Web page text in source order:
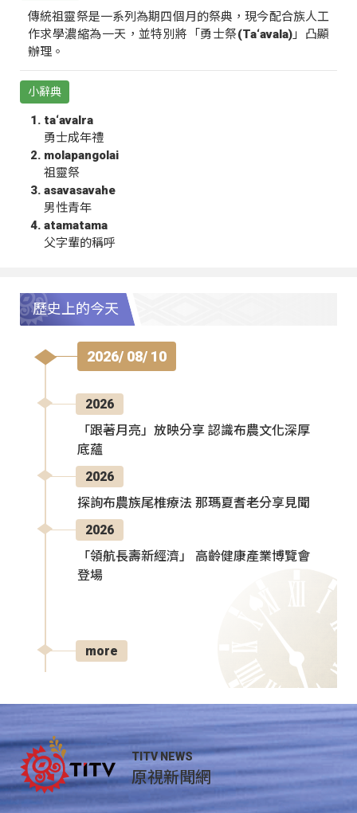
傳統祖靈祭是一系列為期四個月的祭典，現今配合族人工
作求學濃縮為一天，並特別將「勇士祭(Ta‘avala)」凸顯
辦理。
小辭典
ta‘avalra
勇士成年禮
molapangolai
祖靈祭
asavasavahe
男性青年
atamatama
父字輩的稱呼
歷史上的今天
2026/ 08/ 10
2026
「跟著月亮」放映分享 認識布農文化深厚
底蘊
2026
探詢布農族尾椎療法 那瑪夏耆老分享見聞
2026
「領航長壽新經濟」 高齡健康產業博覽會
登場
more
TITV NEWS
原視新聞網